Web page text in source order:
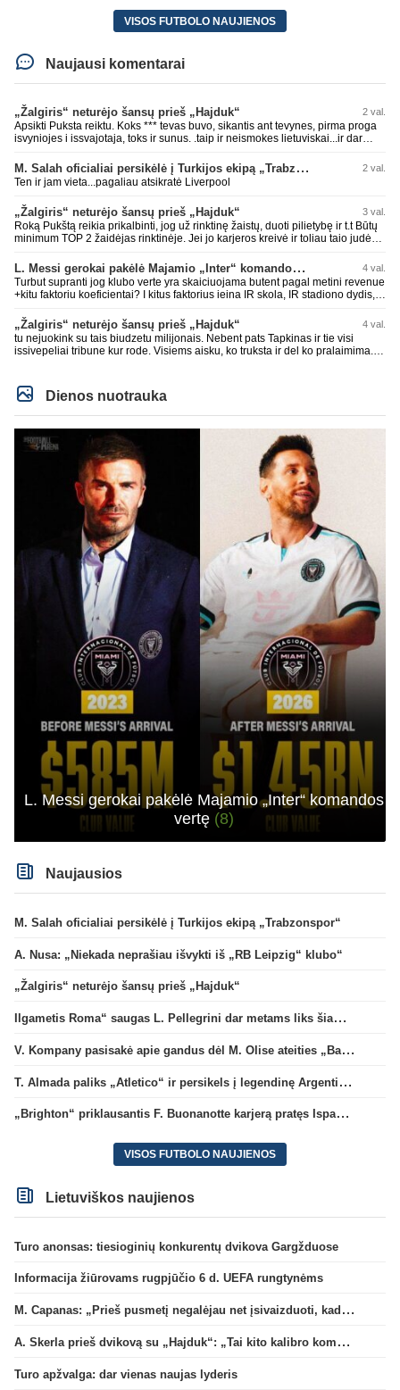
VISOS FUTBOLO NAUJIENOS
Naujausi komentarai
„Žalgiris“ neturėjo šansų prieš „Hajduk“ 2 val.
Apsikti Puksta reiktu. Koks *** tevas buvo, sikantis ant tevynes, pirma proga
isvyniojes i issvajotaja, toks ir sunus. .taip ir neismokes lietuviskai...ir dar
laurynas ikalbins
M. Salah oficialiai persikėlė į Turkijos ekipą „Trabzonspor“ 2 val.
Ten ir jam vieta...pagaliau atsikratė Liverpool
„Žalgiris“ neturėjo šansų prieš „Hajduk“ 3 val.
Roką Pukštą reikia prikalbinti, jog už rinktinę žaistų, duoti pilietybę ir t.t Būtų
minimum TOP 2 žaidėjas rinktinėje. Jei jo karjeros kreivė ir toliau taio judės,
L. Messi gerokai pakėlė Majamio „Inter“ komandos vertę 4 val.
Turbut supranti jog klubo verte yra skaiciuojama butent pagal metini revenue
+kitu faktoriu koeficientai? I kitus faktorius ieina IR skola, IR stadiono dydis,
puikiausiai sugeneravo rekordini 1.1B revenue, kas stipriai prisidejo prie
milzinisko klubo vertes suoli siemet. Be to, tie 200 pamineti cia yra visiskai
on-point, jeigu jau musu mylimas D. prasneko apie klubo vertes kelima, arba
CR atveju - numusima.
„Žalgiris“ neturėjo šansų prieš „Hajduk“ 4 val.
tu nejuokink su tais biudzetu milijonais. Nebent pats Tapkinas ir tie visi
issivepeliai tribune kur rode. Visiems aisku, ko truksta ir del ko pralaimima.
kasperunas nesusigaudys. Aciu, mercys, lauksim wilno grietineles
besivaipanciu itamet Konfu lygoje 20 tukst. stadione...jei makleriui tapinui
neatsibos sitas projektas
Dienos nuotrauka
L. Messi gerokai pakėlė Majamio „Inter“ komandos
vertę (8)
Naujausios
M. Salah oficialiai persikėlė į Turkijos ekipą „Trabzonspor“
A. Nusa: „Niekada neprašiau išvykti iš „RB Leipzig“ klubo“
„Žalgiris“ neturėjo šansų prieš „Hajduk“
Ilgametis Roma“ saugas L. Pellegrini dar metams liks šiame klube
V. Kompany pasisakė apie gandus dėl M. Olise ateities „Bayern“ gretose
T. Almada paliks „Atletico“ ir persikels į legendinę Argentinos ekipą
„Brighton“ priklausantis F. Buonanotte karjerą pratęs Ispanijoje
VISOS FUTBOLO NAUJIENOS
Lietuviškos naujienos
Turo anonsas: tiesioginių konkurentų dvikova Gargžduose
Informacija žiūrovams rugpjūčio 6 d. UEFA rungtynėms
M. Capanas: „Prieš pusmetį negalėjau net įsivaizduoti, kad žaisime prieš „Hajduk“
A. Skerla prieš dvikovą su „Hajduk“: „Tai kito kalibro komanda“
Turo apžvalga: dar vienas naujas lyderis